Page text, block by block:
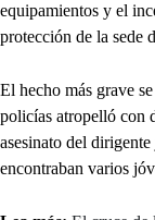
equipamientos y el
protección de la sede
El hecho más grave
policías atropelló con
asesinato del
encontraban varios